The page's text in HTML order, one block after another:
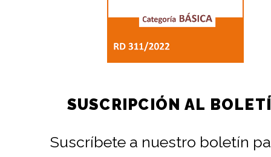
SUSCRIPCIÓN AL
Suscríbete a nuestro boletín